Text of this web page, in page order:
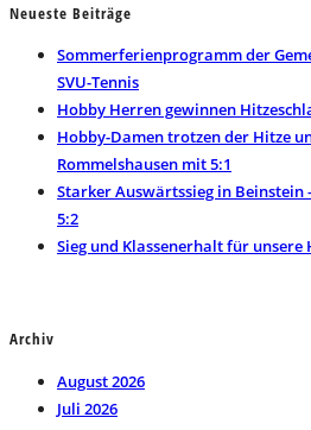
Neueste Beiträge
Sommerferienprogramm der
SVU-Tennis
Hobby Herren gewinnen
Hobby-Damen trotzen der Hitze
Rommelshausen mit 5:1
Starker Auswärtssieg in
5:2
Sieg und Klassenerhalt für unsere
Archiv
August 2026
Juli 2026